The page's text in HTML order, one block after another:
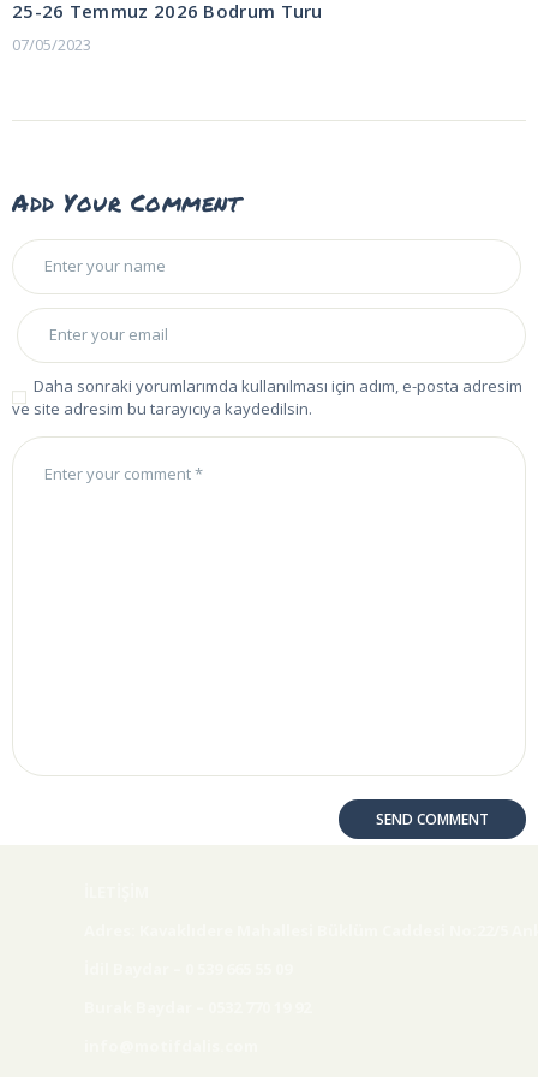
25-26 Temmuz 2026 Bodrum Turu
07/05/2023
Add Your Comment
Daha sonraki yorumlarımda kullanılması için adım, e-posta adresim
ve site adresim bu tarayıcıya kaydedilsin.